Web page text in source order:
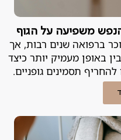
משפיעה על הגוף
ברפואה שנים רבות, אך
באופן מעמיק יותר כיצד
תסמינים גופניים.